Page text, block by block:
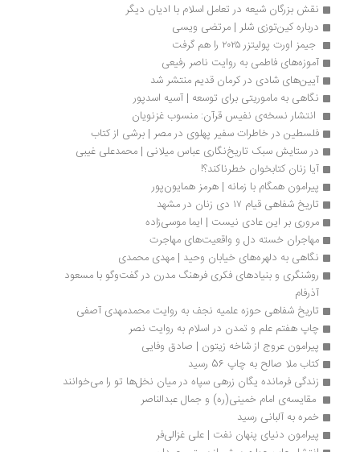
نقش بزرگان شیعه در تعامل اسلام با ادیان دیگر
درباره کین‌توزی شلر | مرتضی ویسی
جیمز اورت پولیتزر ۲۰۲۵ را هم گرفت
آموزه‌های فاطمی به روایت ناصر رفیعی
آیین‌های شادی در کرمان قدیم منتشر شد
نگاهی به ماموریتی برای توسعه | آسیه اسدپور
انتشار نسخه‌ی نفیس قرآن: منسوب غزنویان
فلسطین در خاطرات سفیر پهلوی در مصر | برشی از کتاب
در ستایش سبک تاریخ‌نگاری عباس میلانی | محمدعلی غیبی
آیا زنان کتابخوان خطرناکند؟!
پیرامون همگام با زمانه | هرمز همایون‌پور
تاریخ شفاهی قیام ۱۷ دی زنان در مشهد
مروری بر این عادی نیست | ایما موسی‌زاده
مهاجران خسته دل و واقعیت‌های مهاجرت
نگاهی به دلهره‌های خیابان وحید | مهدی محمدی
روشنگری و بنیادهای فکری فرهنگ مدرن در گفت‌وگو با مسعود
تاریخ شفاهی حوزه علمیه نجف به روایت محمدمهدی آصفی
چاپ هفتم علم و تمدن در اسلام به روایت نصر
پیرامون عروج از شاخه زیتون | صادق وفایی
کتاب ملا صالح به چاپ 56 رسید
زندگی فرمانده یگان زرهی سپاه در میان نخل‌ها تو را می‌خوانند
مقایسه‌ی امام خمینی(ره) و جمال عبدالناصر
خمره به آلبانی رسید
پیرامون دنیای پنهان نفت | علی غزالی‌فر